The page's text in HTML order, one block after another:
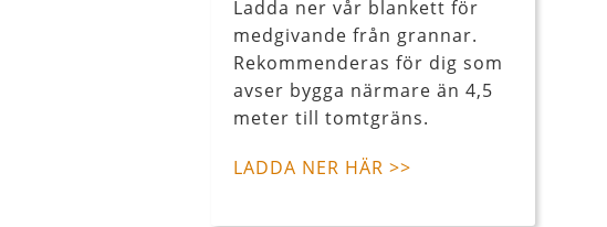
Ladda ner vår blankett för
medgivande från grannar.
Rekommenderas för dig som
avser bygga närmare än 4,5
meter till tomtgräns.
LADDA NER HÄR >>